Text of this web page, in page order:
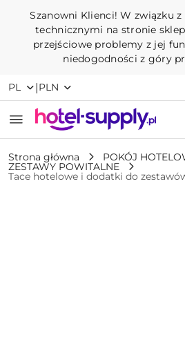
Przejdź do treści głównej
Przejdź do wyszukiwarki
Przejdź do moje konto
Przejdź do menu
Przejdź do opisu
Przejdź do stopki
Szanowni Klienci! W związku
technicznymi na stronie
przejściowe problemy z jej
niedogodności z góry
PL |PLN
Strona główna POKÓJ
ZESTAWY POWITALNE
Tace hotelowe i dodatki do